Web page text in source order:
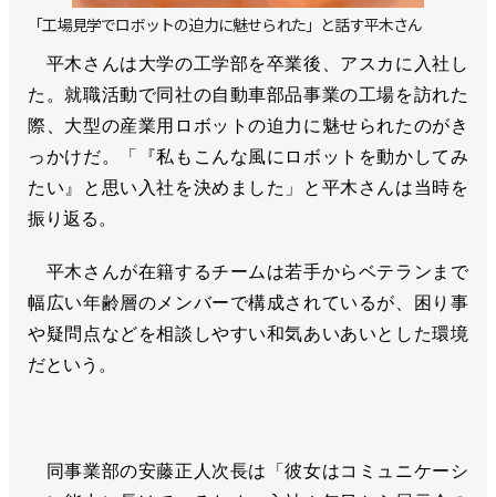
「工場見学でロボットの迫力に魅せられた」と話す平木さん
平木さんは大学の工学部を卒業後、アスカに入社し
た。就職活動で同社の自動車部品事業の工場を訪れた
際、大型の産業用ロボットの迫力に魅せられたのがき
っかけだ。「『私もこんな風にロボットを動かしてみ
たい』と思い入社を決めました」と平木さんは当時を
振り返る。
平木さんが在籍するチームは若手からベテランまで
幅広い年齢層のメンバーで構成されているが、困り事
や疑問点などを相談しやすい和気あいあいとした環境
だという。
同事業部の安藤正人次長は「彼女はコミュニケーシ